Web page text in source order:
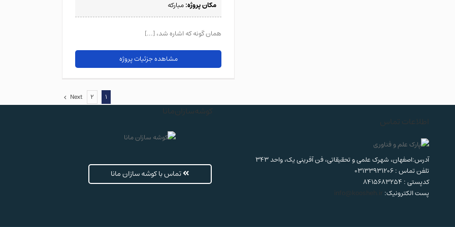
مکان پروژه:مبارکه
همان گونه که اشاره شد، [...]
مشاهده جزئیات پروژه
1
2
Next
اطلاعات تماس
آدرس:اصفهان، شهرک علمی و تحقیقاتی، فن آفرینی یک، واحد 343
تلفن تماس : 03133931206
کدپستی : 8415683254
پست الکترونیک: info@koosheh.ir
کوشه‌سازان‌مانا
تماس با کوشه سازان مانا